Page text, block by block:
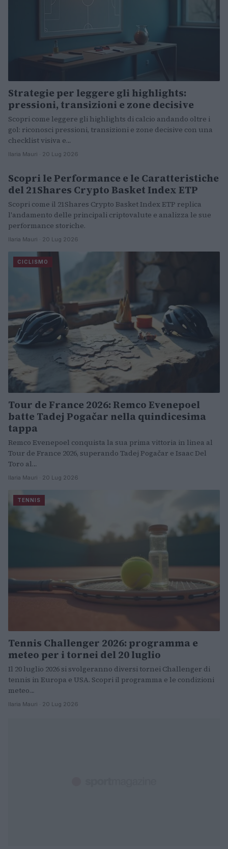
Strategie per leggere gli highlights:
pressioni, transizioni e zone decisive
Scopri come leggere gli highlights di calcio andando oltre i
gol: riconosci pressioni, transizioni e zone decisive con una
checklist visiva e…
Ilaria Mauri · 20 Lug 2026
ALTRI SPORT
Scopri le Performance e le Caratteristiche
del 21Shares Crypto Basket Index ETP
Scopri come il 21Shares Crypto Basket Index ETP replica
l'andamento delle principali criptovalute e analizza le sue
performance storiche.
Ilaria Mauri · 20 Lug 2026
CICLISMO
Tour de France 2026: Remco Evenepoel
batte Tadej Pogačar nella quindicesima
tappa
Remco Evenepoel conquista la sua prima vittoria in linea al
Tour de France 2026, superando Tadej Pogačar e Isaac Del
Toro al…
Ilaria Mauri · 20 Lug 2026
TENNIS
Tennis Challenger 2026: programma e
meteo per i tornei del 20 luglio
Il 20 luglio 2026 si svolgeranno diversi tornei Challenger di
tennis in Europa e USA. Scopri il programma e le condizioni
meteo…
Ilaria Mauri · 20 Lug 2026